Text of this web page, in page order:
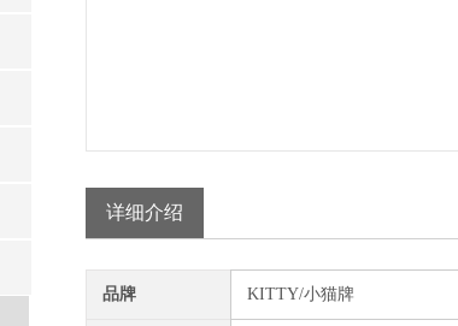
详细介绍
品牌 KITTY/小猫牌